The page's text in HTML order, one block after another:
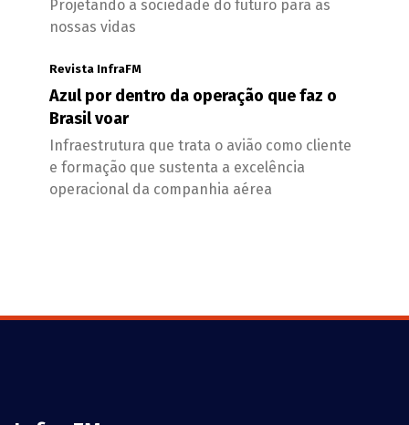
Projetando a sociedade do futuro para as
nossas vidas
Revista InfraFM
Azul por dentro da operação que faz o
Brasil voar
Infraestrutura que trata o avião como cliente
e formação que sustenta a excelência
operacional da companhia aérea